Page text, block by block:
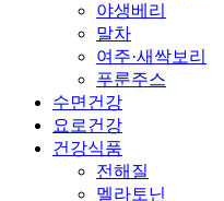
야생베리
말차
여주·새싹보리
푸룬주스
수면건강
요로건강
건강식품
전해질
멜라토닌